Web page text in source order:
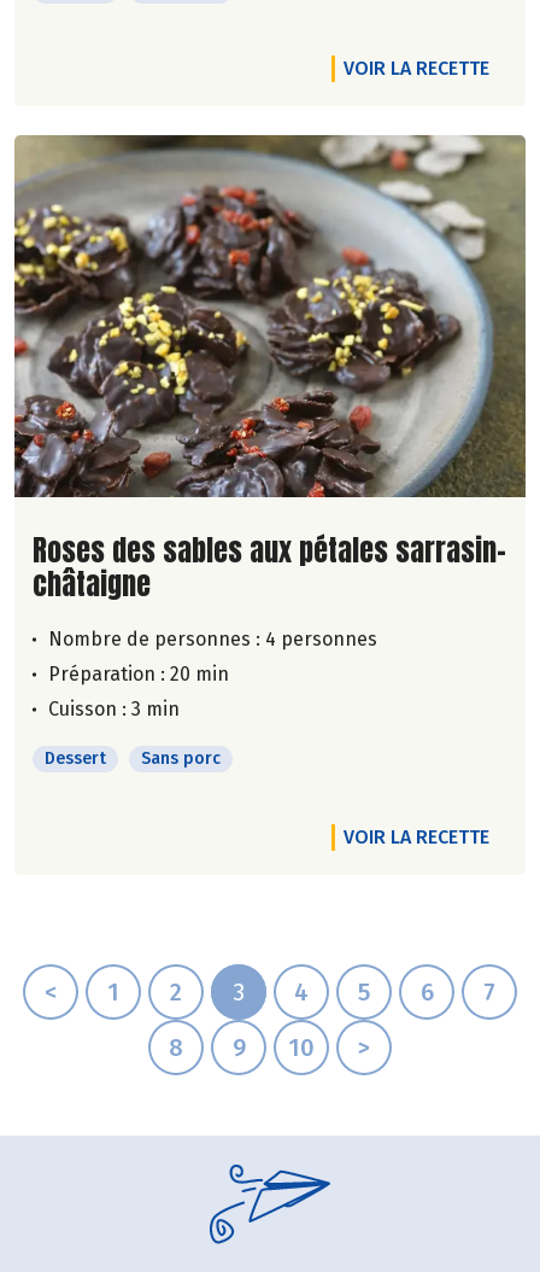
VOIR LA RECETTE
Lire la suite de la recette
Roses des sables aux pétales sarrasin-
châtaigne
Nombre de personnes : 4 personnes
Préparation : 20 min
Cuisson : 3 min
Dessert Sans porc
VOIR LA RECETTE
< 1 2 3 4 5 6
7
8
9 10 >